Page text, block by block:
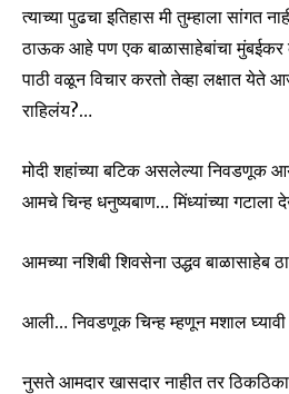
त्याच्या पुढचा इतिहास मी तुम्हाला सांगत
ठाऊक आहे पण एक बाळासाहेबांचा
पाठी वळून विचार करतो तेव्हा लक्षात येते
राहिलंय?…
मोदी शहांच्या बटिक असलेल्या निवडणूक
आमचे चिन्ह धनुष्यबाण… मिंध्यांच्या
आमच्या नशिबी शिवसेना उद्धव बाळासाहेब
आली… निवडणूक चिन्ह म्हणून मशाल घ्यावी
नुसते आमदार खासदार नाहीत तर